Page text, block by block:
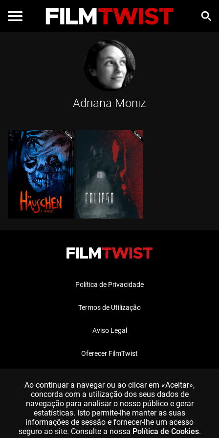
Adriana Moniz
Política de Privacidade
Termos de Utilização
Aviso Legal
Oferecer FilmTwist
Ao continuar a navegar ou ao clicar em «Aceitar»,
concorda com a utilização dos seus dados de
navegação para analisar o nosso público e gerar
estatísticas. Isto permite-lhe manter as suas
informações de sessão e fornecer-lhe um acesso
seguro ao site. Consulte a nossa Política de Cookies.